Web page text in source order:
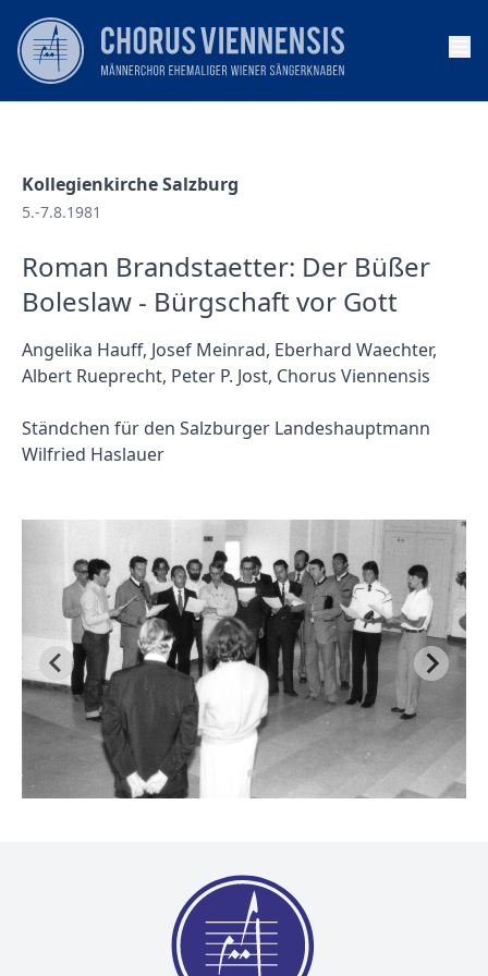
Kollegienkirche Salzburg
5.-7.8.1981
Roman Brandstaetter: Der Büßer
Boleslaw - Bürgschaft vor Gott
Angelika Hauff, Josef Meinrad, Eberhard Waechter,
Albert Rueprecht, Peter P. Jost, Chorus Viennensis
Ständchen für den Salzburger Landeshauptmann
Wilfried Haslauer